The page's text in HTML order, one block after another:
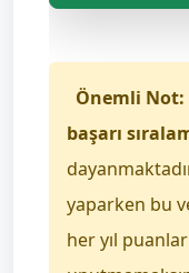
Önemli Not:
başarı
yaparken bu
her yıl